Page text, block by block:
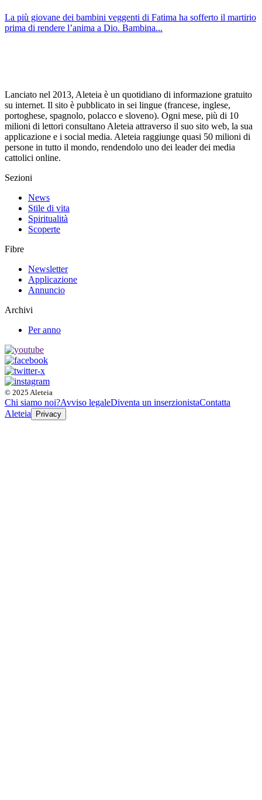
La più giovane dei bambini veggenti di Fatima ha sofferto il martirio
prima di rendere l’anima a Dio. Bambina...
Lanciato nel 2013, Aleteia è un quotidiano di informazione gratuito
su internet. Il sito è pubblicato in sei lingue (francese, inglese,
portoghese, spagnolo, polacco e sloveno). Ogni mese, più di 10
milioni di lettori consultano Aleteia attraverso il suo sito web, la sua
applicazione e i social media. Aleteia raggiunge quasi 50 milioni di
persone in tutto il mondo, rendendolo uno dei leader dei media
cattolici online.
Sezioni
News
Stile di vita
Spiritualità
Scoperte
Fibre
Newsletter
Applicazione
Annuncio
Archivi
Per anno
© 2025 Aleteia
Chi siamo noi?Avviso legaleDiventa un inserzionistaContatta
Aleteia
Privacy